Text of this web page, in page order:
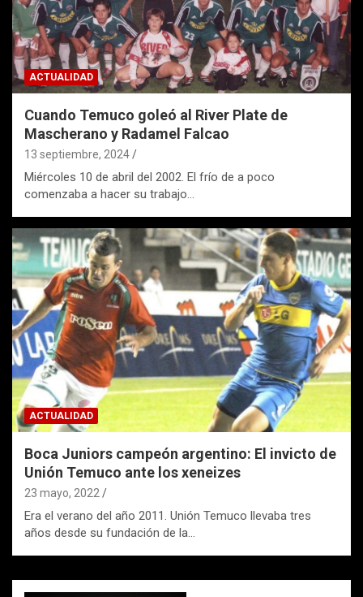
ACTUALIDAD
Cuando Temuco goleó al River Plate de
Mascherano y Radamel Falcao
13 septiembre, 2024
Miércoles 10 de abril del 2002. El frío de a poco
comenzaba a hacer su trabajo…
ACTUALIDAD
Boca Juniors campeón argentino: El invicto de
Unión Temuco ante los xeneizes
23 mayo, 2022
Era el verano del año 2011. Unión Temuco llevaba tres
años desde su fundación de la…